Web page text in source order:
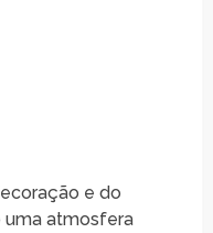
e do
uma atmosfera